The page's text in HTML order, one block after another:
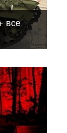
все